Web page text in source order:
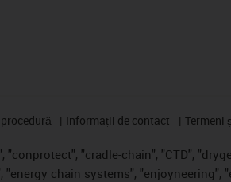
Informații de contact Termeni
"cradle-chain", "CTD",
"energy chain systems", "enjoyneering",